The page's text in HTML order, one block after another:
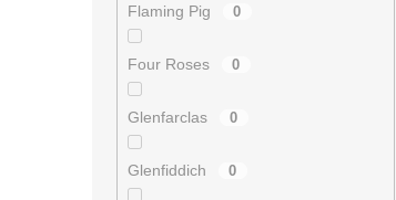
Flaming Pig 0
Four Roses 0
Glenfarclas 0
Glenfiddich 0